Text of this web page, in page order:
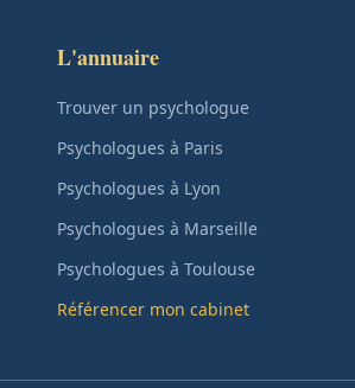
L'annuaire
Trouver un psychologue
Psychologues à Paris
Psychologues à Lyon
Psychologues à Marseille
Psychologues à Toulouse
Référencer mon cabinet